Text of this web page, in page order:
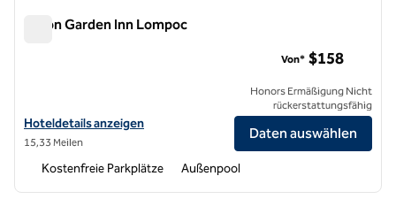
Hilton Garden Inn Lompoc
Hoteldetails für Hilton Garden Inn Lompoc anzeigen
Hoteldetails anzeigen
15,33 Meilen
Von* $158
Honors Ermäßigung Nicht
rückerstattungsfähig
Daten auswählen
Kostenfreie Parkplätze Außenpool